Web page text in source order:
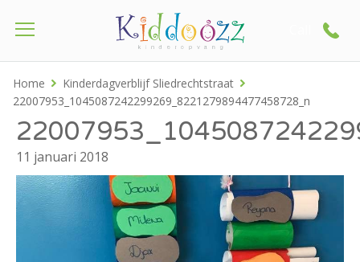
Home
Kinderdagverblijf Sliedrechtstraat
22007953_1045087242299269_8221279894477458728_n
11 januari 2018